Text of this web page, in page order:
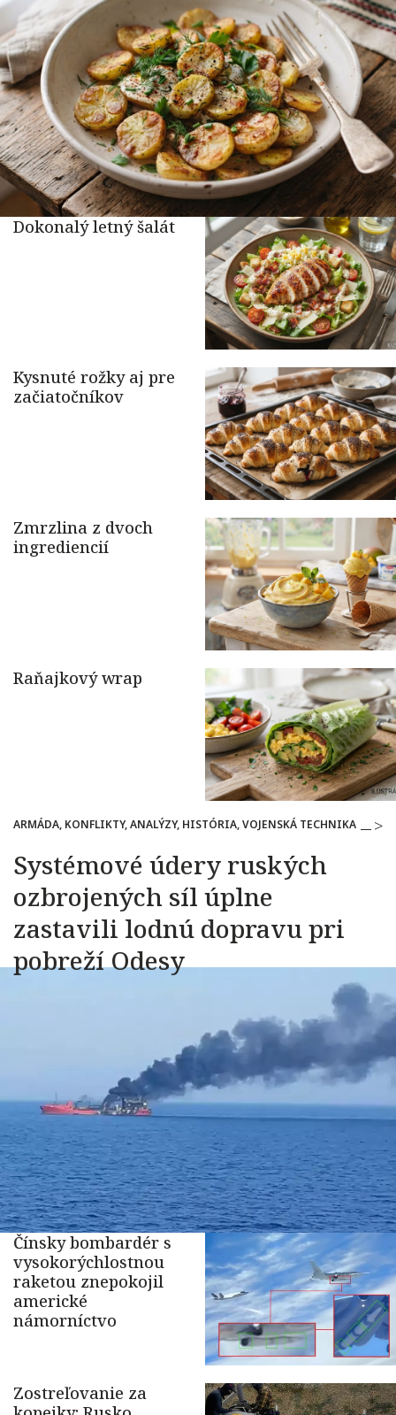
ARMÁDA, KONFLIKTY, ANALÝZY, HISTÓRIA, VOJENSKÁ TECHNIKA